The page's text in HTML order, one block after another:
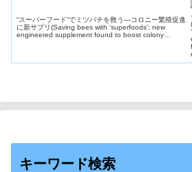
“スーパーフード”でミツバチを救う―コロニー繁殖促進
に新サプリ(Saving bees with ‘superfoods’: new
engineered supplement found to boost colony
キーワード検索